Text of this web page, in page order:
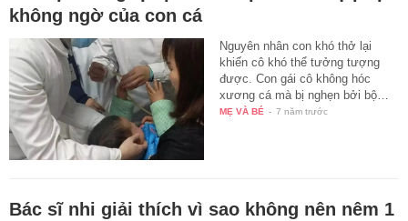
không ngờ của con cá
Nguyên nhân con khó thở lại
khiến cô khó thể tưởng tượng
được. Con gái cô không hóc
xương cá mà bị nghẹn bởi bộ…
MẸ VÀ BÉ - 7 năm trước
Bác sĩ nhi giải thích vì sao không nên nêm 1